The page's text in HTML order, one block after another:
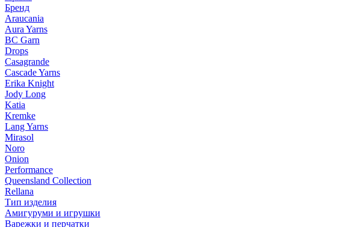
Бренд
Araucania
Aura Yarns
BC Garn
Drops
Casagrande
Cascade Yarns
Erika Knight
Jody Long
Katia
Kremke
Lang Yarns
Mirasol
Noro
Onion
Performance
Queensland Collection
Rellana
Тип изделия
Амигуруми и игрушки
Варежки и перчатки